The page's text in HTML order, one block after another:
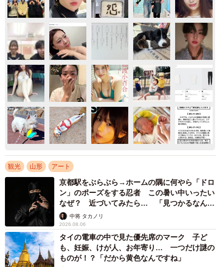
観光 山形 アート
京都駅をぶらぶら→ホームの隅に何やら「ドロ
ン」のポーズをする忍者 この暑い中いったい
なぜ？ 近づいてみたら… 「見つかるなんて
未熟」中将 タカノリ
2026.08.06
タイの電車の中で見た優先席のマーク 子ど
も、妊娠、けが人、お年寄り… 一つだけ謎の
ものが！？「だから黄色なんですね」